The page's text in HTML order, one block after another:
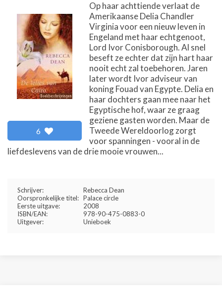
6
Op haar achttiende verlaat de
Amerikaanse Delia Chandler
Virginia voor een nieuw leven in
Engeland met haar echtgenoot,
Lord Ivor Conisborough. Al snel
beseft ze echter dat zijn hart haar
nooit echt zal toebehoren. Jaren
later wordt Ivor adviseur van
koning Fouad van Egypte. Delia en
haar dochters gaan mee naar het
Egyptische hof, waar ze graag
geziene gasten worden. Maar de
Tweede Wereldoorlog zorgt
voor spanningen - vooral in de
liefdeslevens van de drie mooie vrouwen...
Schrijver:
Rebecca Dean
Oorspronkelijke titel: Palace circle
Eerste uitgave:
2008
ISBN/EAN:
978-90-475-0883-0
Uitgever:
Unieboek